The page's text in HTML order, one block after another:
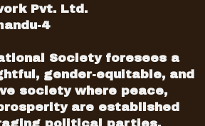
आधारित छ । गरिबका
उत्पादनमा र सो प्राप्तिपछि
दिएको छ । त्यसैले राष्ट्रिय
वृद्धि भइ सकारात्मक नतिजा प्राप्त
गन्तव्यमा पुग्न सकिने उनको
Pvt. Ltd.
4
Society foresees a
gender-equitable, and
society where peace,
are established